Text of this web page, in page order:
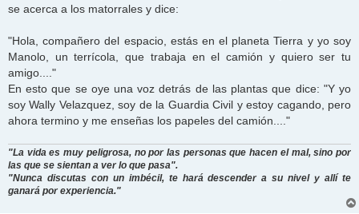
se acerca a los matorrales y dice:
"Hola, compañero del espacio, estás en el planeta Tierra y yo soy
Manolo, un terrícola, que trabaja en el camión y quiero ser tu
amigo...."
En esto que se oye una voz detrás de las plantas que dice: "Y yo
soy Wally Velazquez, soy de la Guardia Civil y estoy cagando, pero
ahora termino y me enseñas los papeles del camión...."
"La vida es muy peligrosa, no por las personas que hacen el mal, sino por
las que se sientan a ver lo que pasa".
"Nunca discutas con un imbécil, te hará descender a su nivel y allí te
ganará por experiencia."